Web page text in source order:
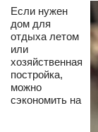
Если нужен
дом для
отдыха летом
или
хозяйственная
постройка,
можно
сэкономить на